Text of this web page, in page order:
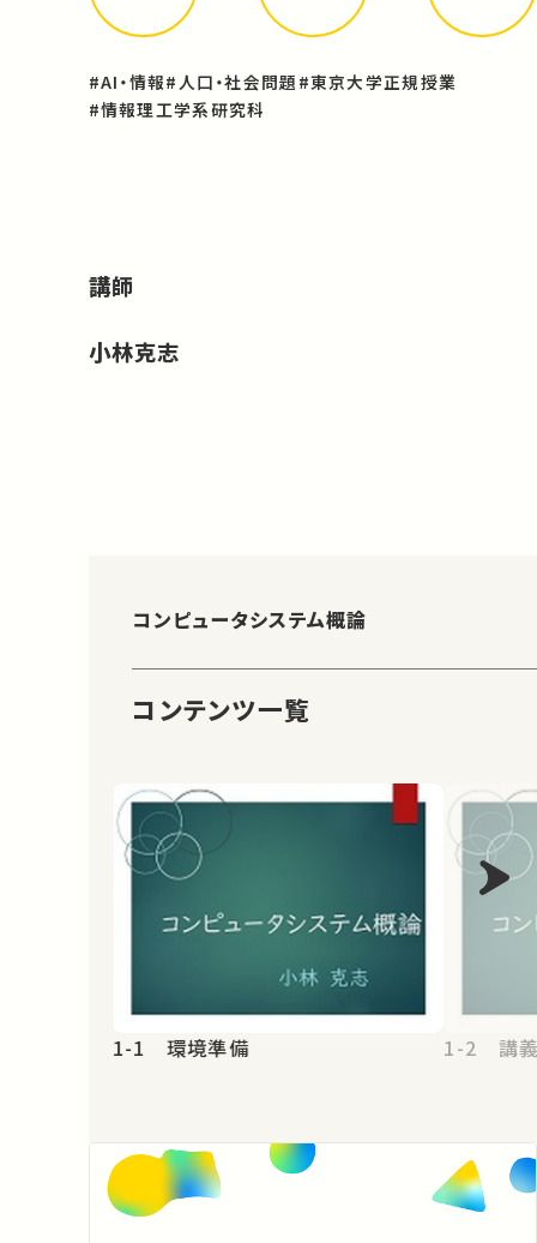
#AI・情報#人口・社会問題 #東京大学正規授業
#情報理工学系研究科
講師
小林克志
コンピュータシステム概論
コンテンツ一覧
1-1 環境準備 1-2 講義